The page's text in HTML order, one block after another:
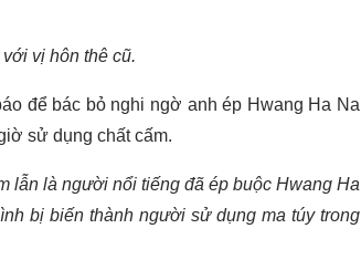
vị hôn thê cũ.
để bác bỏ nghi ngờ anh ép Hwang Ha Na
sử dụng chất cấm.
lẫn là người nổi tiếng đã ép buộc Hwang Ha
bị biến thành người sử dụng ma túy trong